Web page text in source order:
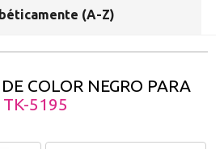
(A-Z)
COLOR NEGRO PARA
TK-5195